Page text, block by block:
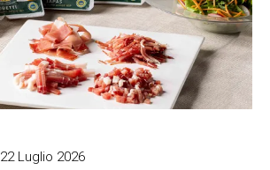
22 Luglio 2026